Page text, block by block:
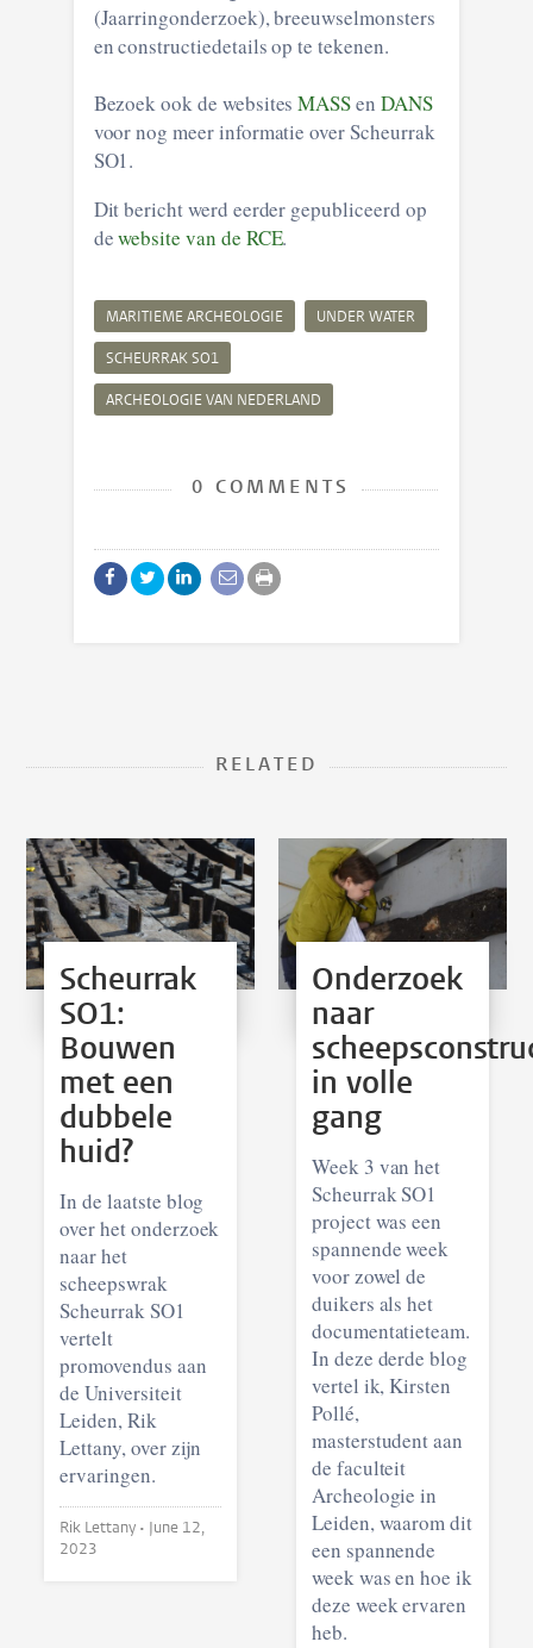
(Jaarringonderzoek), breeuwselmonsters
en constructiedetails op te tekenen.
Bezoek ook de websitesMASSen DANS
voor nog meer informatie over Scheurrak
SO1.
Dit bericht werd eerder gepubliceerd op
dewebsite van de RCE.
MARITIEME ARCHEOLOGIE UNDER WATER
SCHEURRAK SO1
ARCHEOLOGIE VAN NEDERLAND
0 COMMENTS
RELATED
Scheurrak
SO1:
Bouwen
met een
dubbele
huid?
In de laatste blog
over het onderzoek
naar het
scheepswrak
Scheurrak SO1
vertelt
promovendus aan
de Universiteit
Leiden, Rik
Lettany, over zijn
ervaringen.
Rik Lettany • June 12,
2023
Onderzoek
naar
in volle
gang
Week 3 van het
Scheurrak SO1
project was een
spannende week
voor zowel de
duikers als het
documentatieteam.
In deze derde blog
vertel ik, Kirsten
Pollé,
masterstudent aan
de faculteit
Archeologie in
Leiden, waarom dit
een spannende
week was en hoe ik
deze week ervaren
heb.